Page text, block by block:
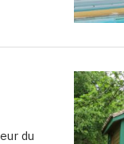
du